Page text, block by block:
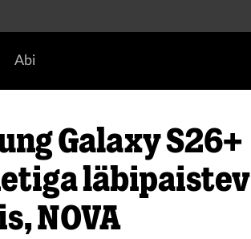
Abi
Galaxy S26+
läbipaistev
NOVA